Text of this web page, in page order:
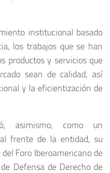
institucional basado
los trabajos que se han
productos y servicios que
sean de calidad, así
y la eficientización de
asimismo, como un
frente de la entidad, su
Foro Iberoamericano de
Defensa de Derecho de